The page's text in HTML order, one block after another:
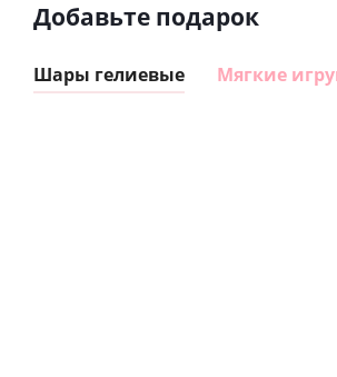
Добавьте подарок
Шары гелиевые Мягкие